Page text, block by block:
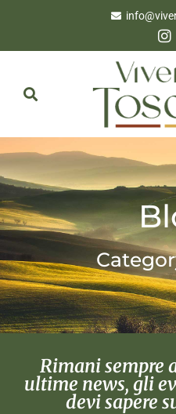
Rimani sempre
ultime news, gli
devi sapere